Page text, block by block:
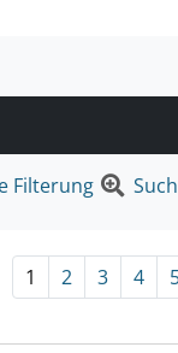
Filterung
1 2 3 4